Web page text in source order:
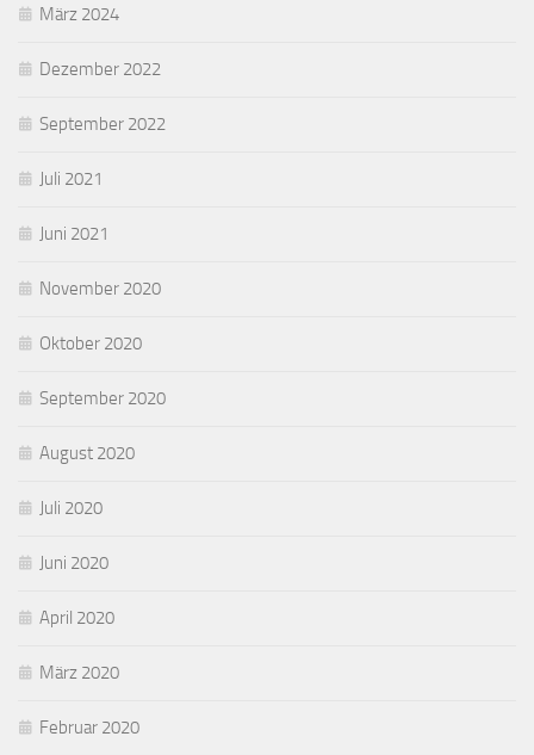
März 2024
Dezember 2022
September 2022
Juli 2021
Juni 2021
November 2020
Oktober 2020
September 2020
August 2020
Juli 2020
Juni 2020
April 2020
März 2020
Februar 2020